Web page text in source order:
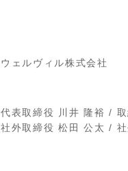
ウェルヴィル株式会社
代表取締役 川井 隆裕 /
社外取締役 松田 公太 /